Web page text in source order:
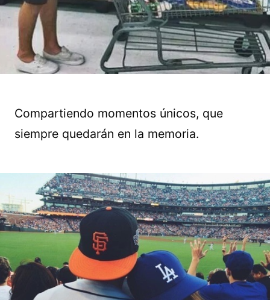
Compartiendo momentos únicos, que
siempre quedarán en la memoria.